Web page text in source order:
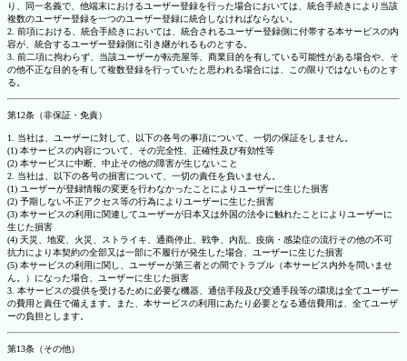
り、同一名義で、他端末におけるユーザー登録を行った場合においては、統合手続きにより当該
複数のユーザー登録を一つのユーザー登録に統合しなければならない。
2. 前項における、統合手続きにおいては、統合されるユーザー登録側に付帯する本サービスの内
容が、統合するユーザー登録側に引き継がれるものとする。
3. 前二項に拘わらず、当該ユーザーが転売屋等、商業目的を有している可能性がある場合や、そ
の他不正な目的を有して複数登録を行っていたと思われる場合には、この限りではないものとす
る。
第12条（非保証・免責）
1. 当社は、ユーザーに対して、以下の各号の事項について、一切の保証をしません。
(1) 本サービスの内容について、その完全性、正確性及び有効性等
(2) 本サービスに中断、中止その他の障害が生じないこと
2. 当社は、以下の各号の損害について、一切の責任を負いません。
(1) ユーザーが登録情報の変更を行わなかったことによりユーザーに生じた損害
(2) 予期しない不正アクセス等の行為によりユーザーに生じた損害
(3) 本サービスの利用に関連してユーザーが日本又は外国の法令に触れたことによりユーザーに
生じた損害
(4) 天災、地変、火災、ストライキ、通商停止、戦争、内乱、疫病・感染症の流行その他の不可
抗力により本契約の全部又は一部に不履行が発生した場合、ユーザーに生じた損害
(5) 本サービスの利用に関し、ユーザーが第三者との間でトラブル（本サービス内外を問いませ
ん。）になった場合、ユーザーに生じた損害
3. 本サービスの提供を受けるために必要な機器、通信手段及び交通手段等の環境は全てユーザー
の費用と責任で備えます。また、本サービスの利用にあたり必要となる通信費用は、全てユーザ
ーの負担とします。
第13条（その他）